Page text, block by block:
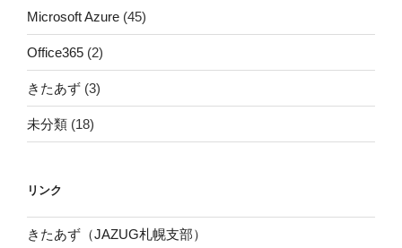
Microsoft Azure (45)
Office365 (2)
きたあず (3)
未分類 (18)
リンク
きたあず（JAZUG札幌支部）